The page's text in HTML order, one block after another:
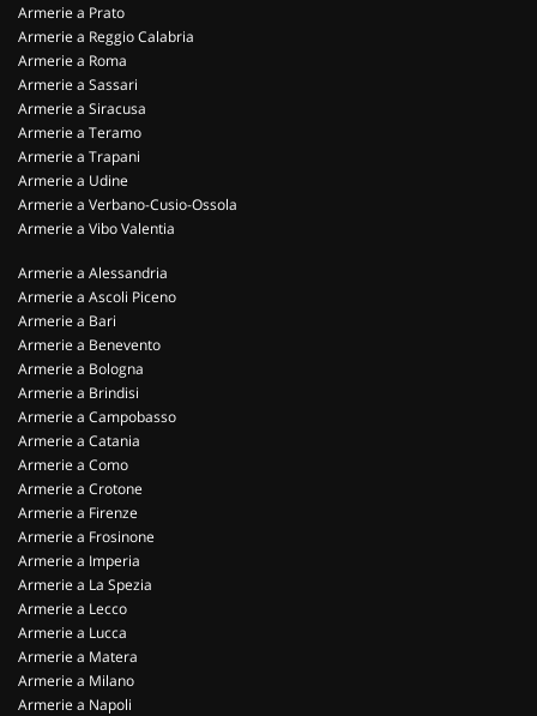
Armerie a Prato
Armerie a Reggio Calabria
Armerie a Roma
Armerie a Sassari
Armerie a Siracusa
Armerie a Teramo
Armerie a Trapani
Armerie a Udine
Armerie a Verbano-Cusio-Ossola
Armerie a Vibo Valentia
Armerie a Alessandria
Armerie a Ascoli Piceno
Armerie a Bari
Armerie a Benevento
Armerie a Bologna
Armerie a Brindisi
Armerie a Campobasso
Armerie a Catania
Armerie a Como
Armerie a Crotone
Armerie a Firenze
Armerie a Frosinone
Armerie a Imperia
Armerie a La Spezia
Armerie a Lecco
Armerie a Lucca
Armerie a Matera
Armerie a Milano
Armerie a Napoli